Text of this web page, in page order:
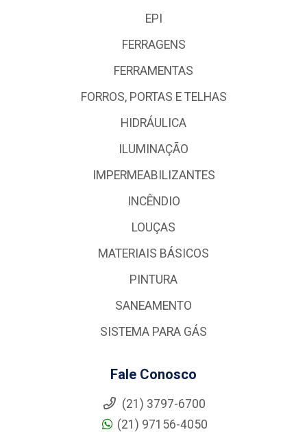
EPI
FERRAGENS
FERRAMENTAS
FORROS, PORTAS E TELHAS
HIDRÁULICA
ILUMINAÇÃO
IMPERMEABILIZANTES
INCÊNDIO
LOUÇAS
MATERIAIS BÁSICOS
PINTURA
SANEAMENTO
SISTEMA PARA GÁS
Fale Conosco
(21) 3797-6700
(21) 97156-4050